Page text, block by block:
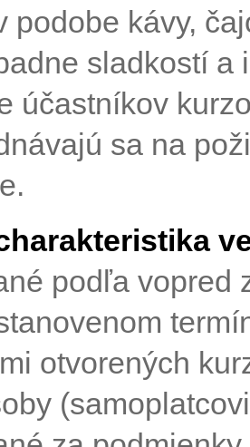
podobe kávy,
sladkostí a
účastníkov
sa na
podľa vopred
otvorených